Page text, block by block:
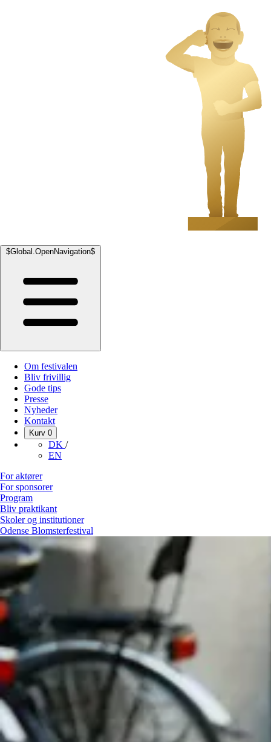
$Global.OpenNavigation$
Om festivalen
Bliv frivillig
Gode tips
Presse
Nyheder
Kontakt
Kurv 0
DK /
EN
For aktører
For sponsorer
Program
Bliv praktikant
Skoler og institutioner
Odense Blomsterfestival